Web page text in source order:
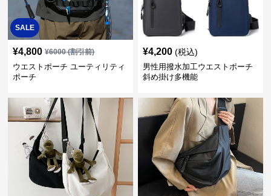
SALE
¥4,800 ¥6000(割引前)
ウエストポーチ ユーティリティ
ポーチ
¥4,200 (税込)
男性用撥水加工ウエストポーチ
斜め掛け多機能